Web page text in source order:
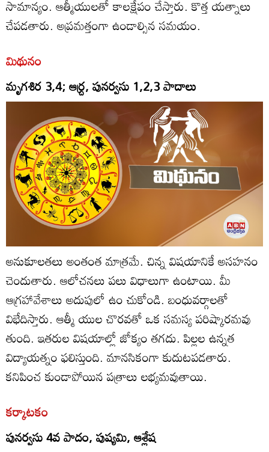
సామాన్యం. ఆత్మీయులతో కాలక్షేపం చేస్తారు. కొత్త యత్నాలు
చేపడతారు. అప్రమత్తంగా ఉండాల్సిన సమయం.
మిథునం
మృగశిర 3,4; ఆర్ద్ర, పునర్వసు 1,2,3 పాదాలు
అనుకూలతలు అంతంత మాత్రమే. చిన్న విషయానికే అసహనం
చెందుతారు. ఆలోచనలు పలు విధాలుగా ఉంటాయి. మీ
ఆగ్రహావేశాలు అదుపులో ఉం చుకోండి. బంధువర్గాలతో
విభేదిస్తారు. ఆత్మీ యుల చొరవతో ఒక సమస్య పరిష్కారమవు
తుంది. ఇతరుల విషయాల్లో జోక్యం తగదు. పిల్లల ఉన్నత
విద్యాయత్నం ఫలిస్తుంది. మానసికంగా కుదుటపడతారు.
కనిపించ కుండాపోయిన పత్రాలు లభ్యమవుతాయి.
కర్కాటకం
పునర్వసు 4వ పాదం, పుష్యమి, ఆశ్లేష